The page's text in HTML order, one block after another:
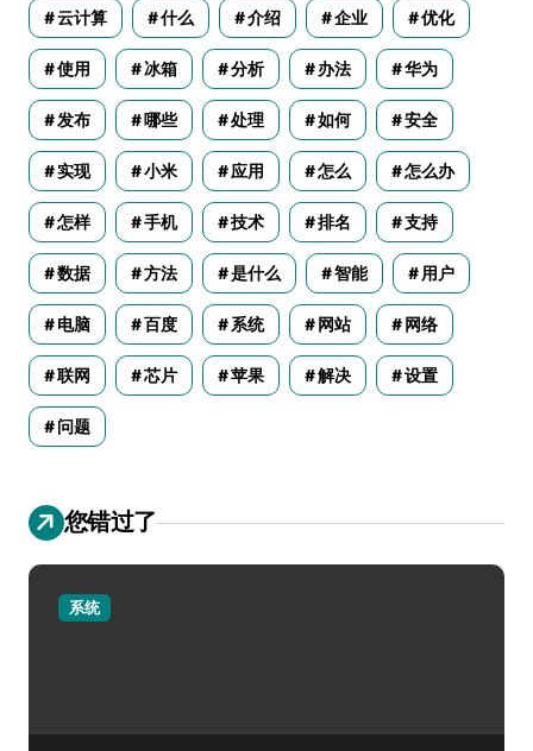
云计算 什么 介绍 企业 优化
使用 冰箱 分析 办法 华为
发布 哪些 处理 如何 安全
实现 小米 应用 怎么 怎么办
怎样 手机 技术 排名 支持
数据 方法 是什么 智能 用户
电脑 百度 系统 网站 网络
联网 芯片 苹果 解决 设置
问题
您错过了
系统